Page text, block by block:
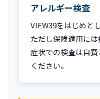
アレルギー検査
VIEW39をはじめと
ただし保険適用に
症状での検査は自
ください。